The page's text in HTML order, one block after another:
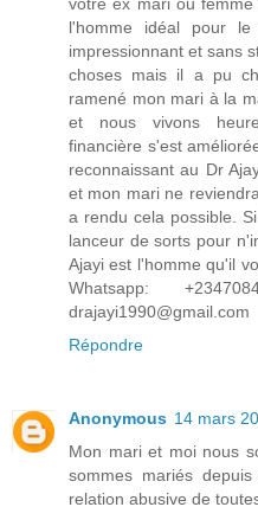
l'homme idéal pour
impressionnant et sans
choses mais il a pu
ramené mon mari à la
et nous vivons
financière s'est
reconnaissant au Dr
et mon mari ne
a rendu cela possible.
lanceur de sorts pour
Ajayi est l'homme qu'il
Whatsapp:
drajayi1990@gmail.com
Répondre
Anonymous 14 mars
Mon mari et moi nous
sommes mariés
relation abusive de